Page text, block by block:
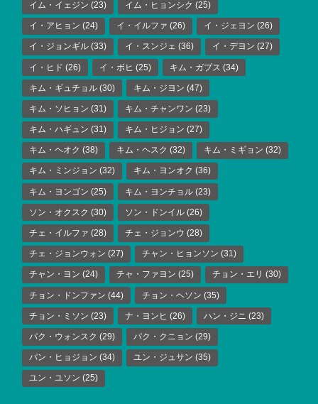
イム・イェジン (23) イム・ヒョンシク (25)
イ・アヒョン (24) イ・イルファ (26) イ・ジェヨン (26)
イ・ジョンギル (33) イ・スンジェ (36) イ・デヨン (27)
イ・ヒド (26) イ・ボヒ (25) キム・ガプス (34)
キム・ギュチョル (30) キム・ジヨン (47)
キム・ソヒョン (31) キム・チャンワン (23)
キム・ハギュン (31) キム・ヒジョン (27)
キム・ヘオク (38) キム・ヘスク (32) キム・ミギョン (32)
キム・ミンジョン (32) キム・ヨンオク (36)
キム・ヨンゴン (25) キム・ヨンチョル (23)
ソン・オクスク (30) ソン・ドンイル (26)
チェ・イルファ (28) チェ・ジョンウ (28)
チェ・ジョンウォン (27) チャン・ヒョンソン (31)
チャン・ヨン (24) チャ・ファヨン (25) チョン・エリ (30)
チョン・ドンファン (44) チョン・ヘソン (35)
チョン・ミソン (23) ナ・ヨンヒ (26) ハン・ジニ (23)
パク・ウォンスク (29) パク・クニョン (29)
パン・ヒョジョン (34) ユン・ジュサン (35)
ユン・ユソン (25)